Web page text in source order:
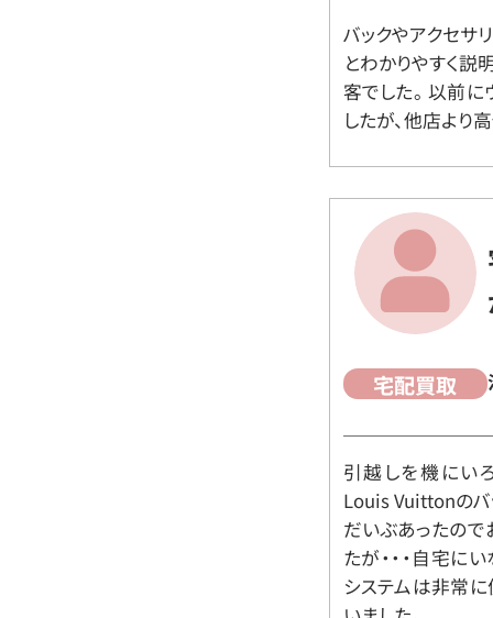
バックやアクセサ
とわかりやすく説
客でした。 以前
したが、他店より
宅配買取
引越しを機にい
Louis Vuittonのバ
だいぶあったので
たが・・・自宅に
システムは非常に